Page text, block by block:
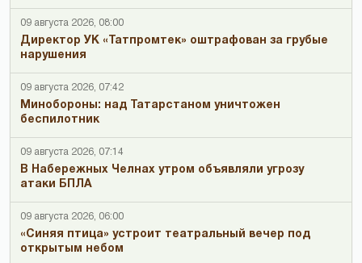
09 августа 2026, 08:00
Директор УК «Татпромтек» оштрафован за грубые
нарушения
09 августа 2026, 07:42
Минобороны: над Татарстаном уничтожен
беспилотник
09 августа 2026, 07:14
В Набережных Челнах утром объявляли угрозу
атаки БПЛА
09 августа 2026, 06:00
«Синяя птица» устроит театральный вечер под
открытым небом